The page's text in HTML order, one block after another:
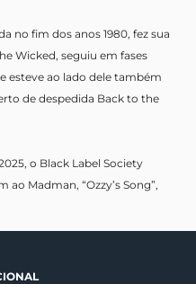
no fim dos anos 1980, fez sua
Wicked, seguiu em fases
esteve ao lado dele também
de despedida Back to the
o Black Label Society
Madman, “Ozzy’s Song”,